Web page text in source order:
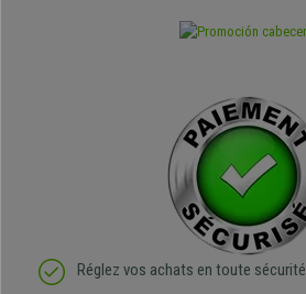
Réglez vos achats en toute sécurité